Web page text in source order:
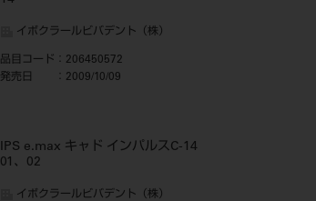
イボクラールビバデント（株）
品目コード ：206450572
発売日
：2009/10/09
IPS e.max キャド インパルスC-14
01、02
イボクラールビバデント（株）